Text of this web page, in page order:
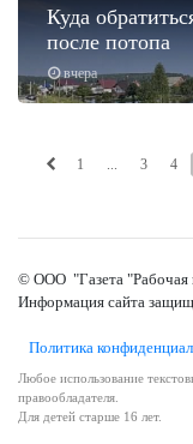
вчера
Куда
после потопа
1 ... 3 4
© ООО "Газета "Рабочая
Информация сайта
Политика
Любое использование
правообладателя.
Для детей старше 16 лет.